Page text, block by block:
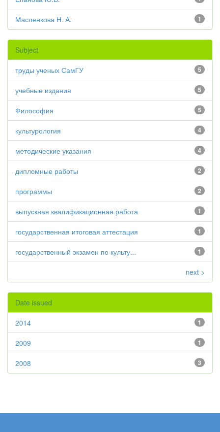
1
Масленкова Н. А.
Subject
5
труды ученых СамГУ
5
учебные издания
5
Философия
4
культурология
4
методические указания
2
дипломные работы
2
программы
1
выпускная квалификационная работа
1
государственная итоговая аттестация
1
государственный экзамен по культу...
next >
Date issued
1
2014
1
2009
3
2008